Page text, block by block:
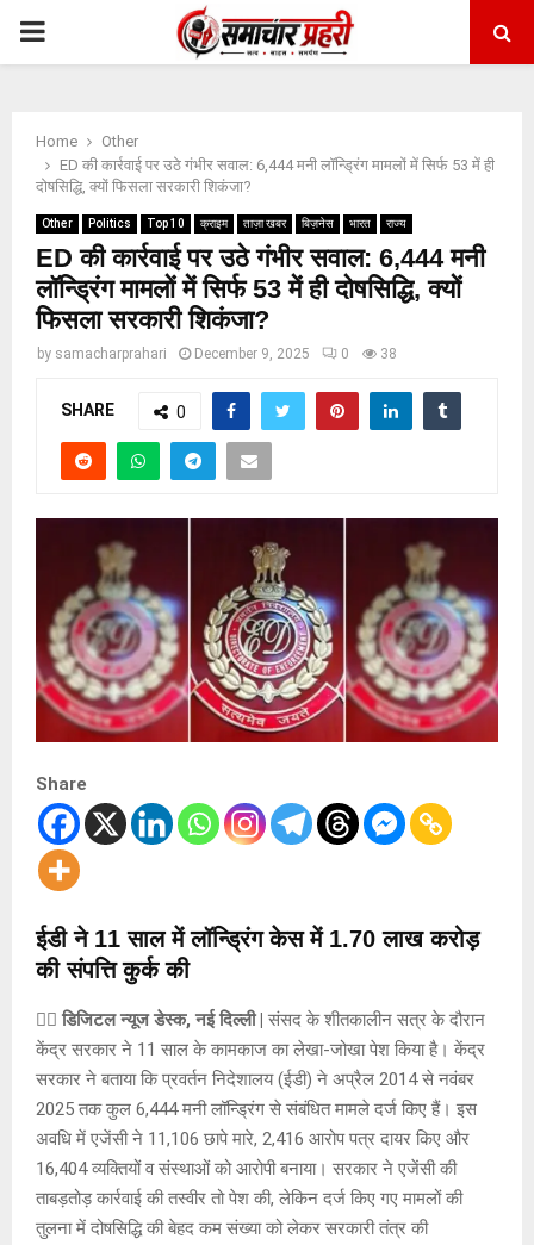
PRIMARY
Home
Other
ED की कार्रवाई पर उठे गंभीर सवाल: 6,444 मनी लॉन्ड्रिंग मामलों में सिर्फ 53 में ही
दोषसिद्धि, क्यों फिसला सरकारी शिकंजा?
Other Politics Top 10 क्राइम ताज़ा खबर बिज़नेस भारत राज्य
ED की कार्रवाई पर उठे गंभीर सवाल: 6,444 मनी
लॉन्ड्रिंग मामलों में सिर्फ 53 में ही दोषसिद्धि, क्यों
फिसला सरकारी शिकंजा?
by samacharprahari December 9, 2025 0 38
SHARE 0
Share
ईडी ने 11 साल में लॉन्ड्रिंग केस में 1.70 लाख करोड़
की संपत्ति कुर्क की
✍🏻 डिजिटल न्यूज डेस्क, नई दिल्ली | संसद के शीतकालीन सत्र के दौरान
केंद्र सरकार ने 11 साल के कामकाज का लेखा-जोखा पेश किया है। केंद्र
सरकार ने बताया कि प्रवर्तन निदेशालय (ईडी) ने अप्रैल 2014 से नवंबर
2025 तक कुल 6,444 मनी लॉन्ड्रिंग से संबंधित मामले दर्ज किए हैं। इस
अवधि में एजेंसी ने 11,106 छापे मारे, 2,416 आरोप पत्र दायर किए और
16,404 व्यक्तियों व संस्थाओं को आरोपी बनाया। सरकार ने एजेंसी की
ताबड़तोड़ कार्रवाई की तस्वीर तो पेश की, लेकिन दर्ज किए गए मामलों की
तुलना में दोषसिद्धि की बेहद कम संख्या को लेकर सरकारी तंत्र की